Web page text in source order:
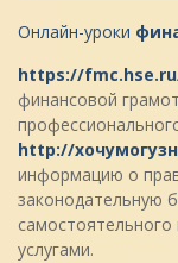
Онлайн-уроки
https://
финансовой
http://
информацию о
законодательную
самостоятельного
услугами.